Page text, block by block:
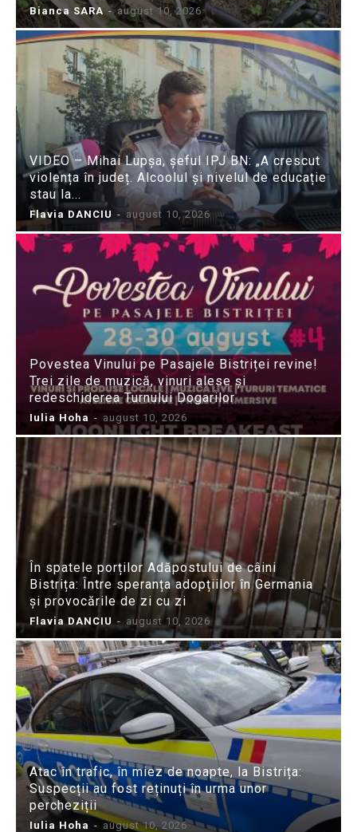
Bianca SARA - august 10, 2026
VIDEO – Mihai Lupșa, șeful IPJ BN: „A crescut
violența în județ. Alcoolul și nivelul de educație
stau la...
Flavia DANCIU - august 10, 2026
Povestea Vinului pe Pasajele Bistriței revine!
Trei zile de muzică, vinuri alese și
redeschiderea Turnului Dogarilor
Iulia Hoha - august 10, 2026
În spatele porților Adăpostului de câini
Bistrița: Între speranța adopțiilor în Germania
și provocările de zi cu zi
Flavia DANCIU - august 10, 2026
Atac în trafic, în miez de noapte, la Bistrița:
Suspecții au fost reținuți în urma unor
percheziții
Iulia Hoha - august 10, 2026